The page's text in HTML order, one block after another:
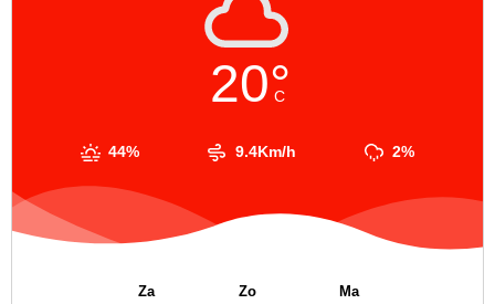
20°
C
44% 9.4Km/h 2%
Za Zo Ma